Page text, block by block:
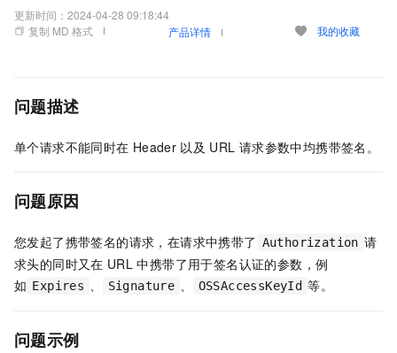
更新时间： 2024-04-28 09:18:44
复制 MD 格式
产品详情 我的收藏
问题描述
单个请求不能同时在 Header 以及 URL 请求参数中均携带签名。
问题原因
您发起了携带签名的请求，在请求中携带了 Authorization 请
求头的同时又在 URL 中携带了用于签名认证的参数，例
如 Expires 、 Signature 、 OSSAccessKeyId 等。
问题示例